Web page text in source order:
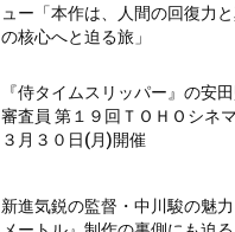
ュー「本作は、人間の回復力
の核心へと迫る旅」
『侍タイムスリッパー』の安
審査員 第１９回ＴＯＨＯシネ
３月３０日(月)開催
新進気鋭の監督・中川駿の魅